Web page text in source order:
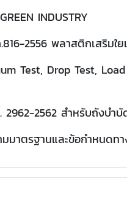
INDUSTRY
2556 พลาสติกเสริม
Test, Drop Test,
2562 สำหรับถังบำบั
าตรฐานและข้อกำหนด